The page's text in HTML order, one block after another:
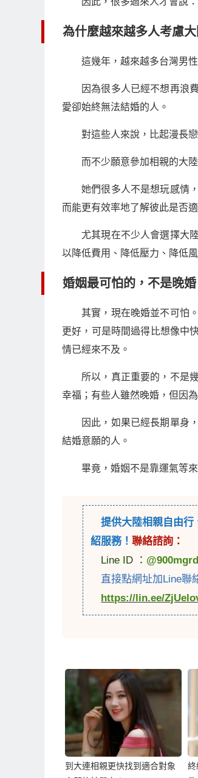
為什麼越來越多人考慮
這幾年，越來越多台灣男
因為很多人已經不想再浪
愛卻始終無法結婚的人。
對這些人來說，比起漫長
而不少願意參加相親的大
她們很多人不是想玩感情
而能更有效率地了解彼此是否
尤其現在不少人會選擇大
以降低費用、降低壓力、降低
婚姻最可怕的，不是晚
其實，現在晚婚並不可怕
更好，可是時間過得比想像中
情已經來不及。
所以，真正重要的，不是
幸福；有些人雖然晚婚，但因
因此，如果已經長期單身
結婚意願的人。
畢竟，婚姻不是靠運氣等
提供大陸相親自由行
紹服務！聯絡諮詢：
Line ID ：
直接點網址加Line聯
https://lin.ee/
到大連相親更快找到適合對象
終